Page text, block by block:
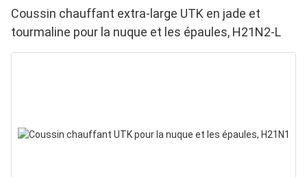
Coussin chauffant extra-large UTK en jade et
tourmaline pour la nuque et les épaules, H21N2-L